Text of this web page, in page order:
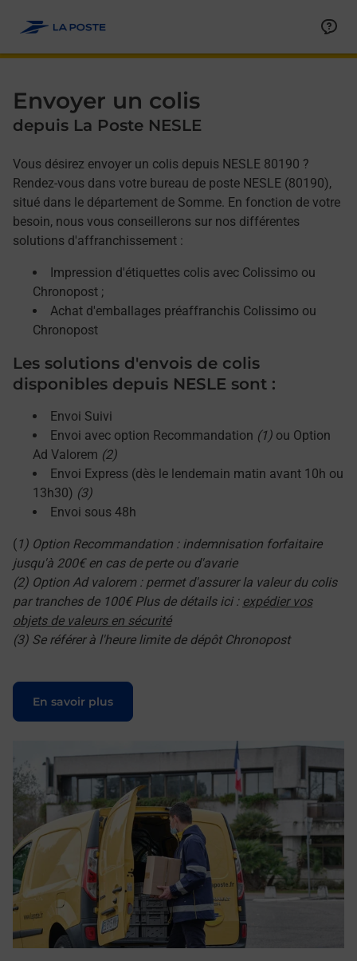
Envoyer un colis
depuis La Poste NESLE
Vous désirez envoyer un colis depuis NESLE 80190 ?
Rendez-vous dans votre bureau de poste NESLE (80190),
situé dans le département de Somme. En fonction de votre
besoin, nous vous conseillerons sur nos différentes
solutions d'affranchissement :
Impression d'étiquettes colis avec Colissimo ou
Chronopost ;
Achat d'emballages préaffranchis Colissimo ou
Chronopost
Les solutions d'envois de colis
disponibles depuis NESLE sont :
Envoi Suivi
Envoi avec option Recommandation (1) ou Option
Ad Valorem (2)
Envoi Express (dès le lendemain matin avant 10h ou
13h30) (3)
Envoi sous 48h
( 1) Option Recommandation : indemnisation forfaitaire
jusqu'à 200€ en cas de perte ou d'avarie
(2) Option Ad valorem : permet d'assurer la valeur du colis
par tranches de 100€ Plus de détails ici : expédier vos
objets de valeurs en sécurité
(3) Se référer à l'heure limite de dépôt Chronopost
En savoir plus
Le lien s'ouvre dans un nouvel onglet